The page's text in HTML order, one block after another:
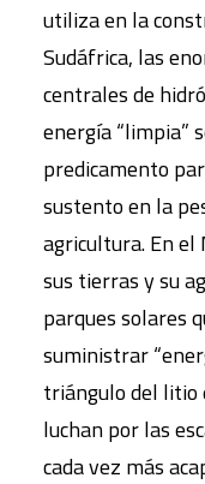
utiliza en la
Sudáfrica, las
centrales de
energía “limpia”
predicamento
sustento en la
agricultura. En
sus tierras y su
parques solares
suministrar
triángulo del litio
luchan por las
cada vez más